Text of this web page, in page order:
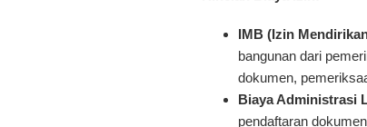
IMB (Izin
bangunan dari
dokumen,
Biaya Administrasi
pendaftaran